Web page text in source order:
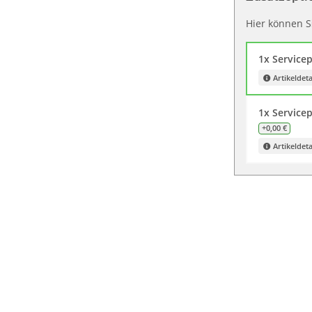
Hier können
1x
1x
+0,00 €